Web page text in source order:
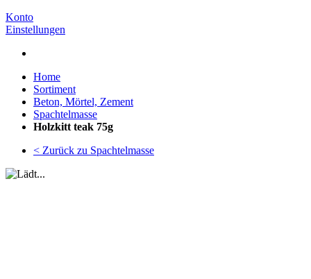
Konto
Einstellungen
Home
Sortiment
Beton, Mörtel, Zement
Spachtelmasse
Holzkitt teak 75g
< Zurück zu Spachtelmasse